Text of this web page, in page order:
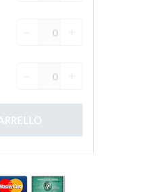
Ingresso rapido